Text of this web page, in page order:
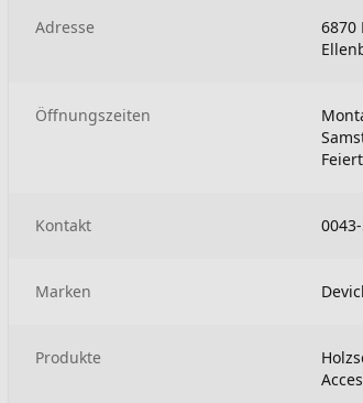
Adresse
6870
Öffnungszeiten
Kontakt
Marken
Produkte